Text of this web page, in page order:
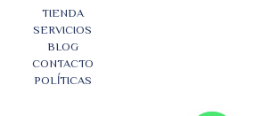
TIENDA
SERVICIOS
BLOG
CONTACTO
POLÍTICAS